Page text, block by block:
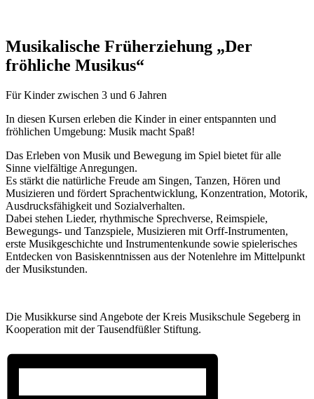
Musikalische Früherziehung „Der
fröhliche Musikus“
Für Kinder zwischen 3 und 6 Jahren
In diesen Kursen erleben die Kinder in einer entspannten und
fröhlichen Umgebung: Musik macht Spaß!
Das Erleben von Musik und Bewegung im Spiel bietet für alle
Sinne vielfältige Anregungen.
Es stärkt die natürliche Freude am Singen, Tanzen, Hören und
Musizieren und fördert Sprachentwicklung, Konzentration, Motorik,
Ausdrucksfähigkeit und Sozialverhalten.
Dabei stehen Lieder, rhythmische Sprechverse, Reimspiele,
Bewegungs- und Tanzspiele, Musizieren mit Orff-Instrumenten,
erste Musikgeschichte und Instrumentenkunde sowie spielerisches
Entdecken von Basiskenntnissen aus der Notenlehre im Mittelpunkt
der Musikstunden.
Die Musikkurse sind Angebote der Kreis Musikschule Segeberg in
Kooperation mit der Tausendfüßler Stiftung.